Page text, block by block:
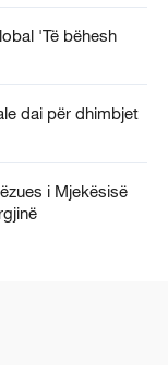
'Të bëhesh
dai për dhimbjet
i Mjekësisë